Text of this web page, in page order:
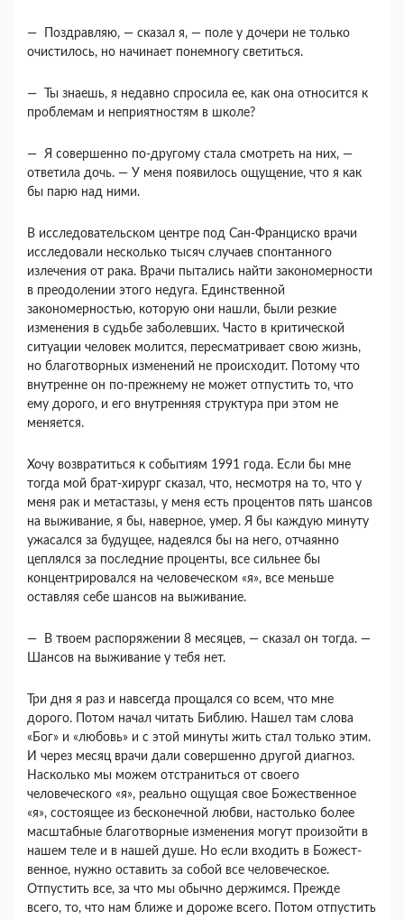
— Поздравляю, — сказал я, — поле у дочери не только
очистилось, но начинает понемногу све­титься.
— Ты знаешь, я недавно спросила ее, как она относится к
проблемам и неприятностям в школе?
— Я совершенно по-другому стала смотреть на них, —
ответила дочь. — У меня появилось ощу­щение, что я как
бы парю над ними.
В исследовательском центре под Сан-Франци­ско врачи
исследовали несколько тысяч случаев спонтанного
излечения от рака. Врачи пытались найти закономерности
в преодолении этого неду­га. Единственной
закономерностью, которую они нашли, были резкие
изменения в судьбе заболев­ших. Часто в критической
ситуации человек мо­лится, пересматривает свою жизнь,
но благотвор­ных изменений не происходит. Потому что
внут­ренне он по-прежнему не может отпустить то, что
ему дорого, и его внутренняя структура при этом не
меняется.
Хочу возвратиться к событиям 1991 года. Если бы мне
тогда мой брат-хирург сказал, что, несмот­ря на то, что у
меня рак и метастазы, у меня есть процентов пять шансов
на выживание, я бы, навер­ное, умер. Я бы каждую минуту
ужасался за буду­щее, надеялся бы на него, отчаянно
цеплялся за последние проценты, все сильнее бы
концентриро­вался на человеческом «я», все меньше
оставляя себе шансов на выживание.
— В твоем распоряжении 8 месяцев, — сказал он тогда. —
Шансов на выживание у тебя нет.
Три дня я раз и навсегда прощался со всем, что мне
дорого. Потом начал читать Библию. Нашел там слова
«Бог» и «любовь» и с этой минуты жить стал только этим.
И через месяц врачи дали совер­шенно другой диагноз.
Насколько мы можем от­страниться от своего
человеческого «я», реально ощущая свое Божественное
«я», состоящее из бес­конечной любви, настолько более
масштабные благотворные изменения могут произойти в
нашем теле и в нашей душе. Но если входить в Божест­
венное, нужно оставить за собой все человеческое.
Отпустить все, за что мы обычно держимся. Прежде
всего, то, что нам ближе и дороже всего. Потом отпустить